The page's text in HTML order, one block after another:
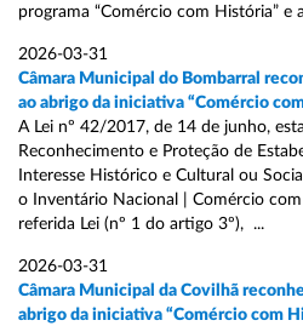
programa “Comércio com História” e
2026-03-31
Câmara Municipal do Bombarral
ao abrigo da iniciativa “Comércio
A Lei nº 42/2017, de 14 de junho,
Reconhecimento e Proteção de
Interesse Histórico e Cultural ou
o Inventário Nacional | Comércio
referida Lei (nº 1 do artigo 3º), ...
2026-03-31
Câmara Municipal da Covilhã
abrigo da iniciativa “Comércio com